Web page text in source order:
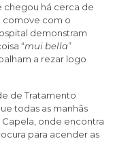
chegou há cerca de
comove com o
demonstram
“mui bella”
a rezar logo
de Tratamento
todas as manhãs
onde encontra
para acender as